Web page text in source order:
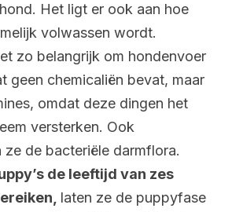
Het ligt er ook aan hoe
volwassen wordt.
zo belangrijk om hondenvoer
geen chemicaliën bevat, maar
omdat deze dingen het
versterken. Ook
ze de bacteriële darmflora.
de leeftijd van zes
laten ze de puppyfase